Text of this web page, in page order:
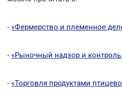
- «Фермерство и племенное
- «Рыночный надзор и контроль
- «Торговля продуктами